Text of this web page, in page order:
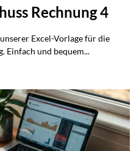
Rechnung 4
Excel-Vorlage für die
Einfach und bequem...